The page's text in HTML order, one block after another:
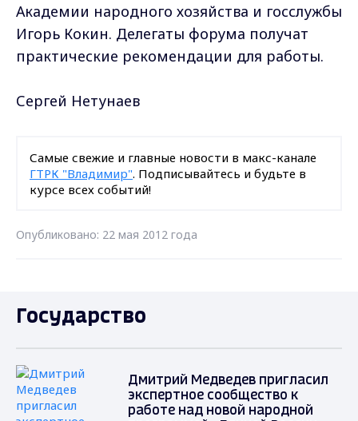
Академии народного хозяйства и госслужбы
Игорь Кокин. Делегаты форума получат
практические рекомендации для работы.
Сергей Нетунаев
Самые свежие и главные новости в макс-канале
ГТРК "Владимир". Подписывайтесь и будьте в
курсе всех событий!
Опубликовано: 22 мая 2012 года
Государство
Дмитрий Медведев пригласил
экспертное сообщество к
работе над новой народной